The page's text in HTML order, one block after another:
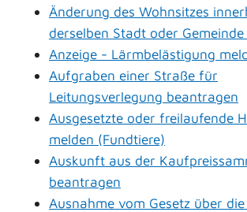
Änderung des Wohnsitzes
derselben Stadt oder
Anzeige - Lärmbelästigung
Aufgraben einer Straße für
Leitungsverlegung beantragen
Ausgesetzte oder freilaufende
melden (Fundtiere)
Auskunft aus der
beantragen
Ausnahme vom Gesetz über